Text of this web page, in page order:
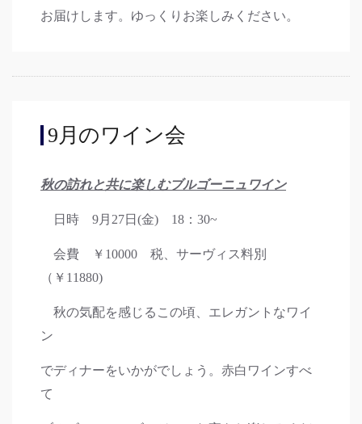
お届けします。ゆっくりお楽しみください。
9月のワイン会
秋の訪れと共に楽しむブルゴーニュワイン
日時 9月27日(金) 18：30~
会費 ￥10000 税、サーヴィス料別
（￥11880)
秋の気配を感じるこの頃、エレガントなワイ
ン
でディナーをいかがでしょう。赤白ワインすべ
て